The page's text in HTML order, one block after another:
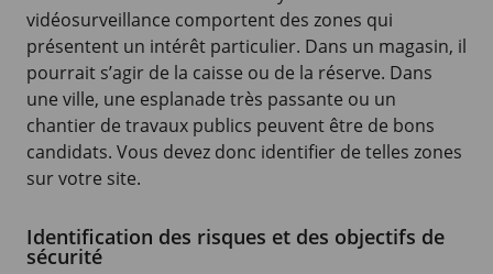
vidéosurveillance comportent des zones qui
présentent un intérêt particulier. Dans un magasin, il
pourrait s’agir de la caisse ou de la réserve. Dans
une ville, une esplanade très passante ou un
chantier de travaux publics peuvent être de bons
candidats. Vous devez donc identifier de telles zones
sur votre site.
Identification des risques et des objectifs de
sécurité